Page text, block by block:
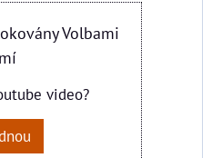
Volbami
video?